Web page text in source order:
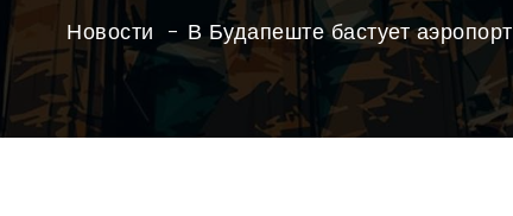
Новости В Будапеште бастует аэропорт